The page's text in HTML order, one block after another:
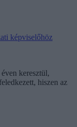
képviselőhöz
keresztül,
hiszen az